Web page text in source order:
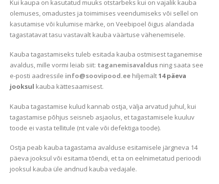
Kui kaupa on kasutatud muuks otstarbeks kui on vajalik kauba
olemuses, omadustes ja toimimises veendumiseks või sellel on
kasutamise või kulumise märke, on Veebipoel õigus alandada
tagastatavat tasu vastavalt kauba väärtuse vähenemisele.
Kauba tagastamiseks tuleb esitada kauba ostmisest taganemise
avaldus, mille vormi leiab siit: taganemisavaldus ning saata see
e-posti aadressile info@soovipood.ee hiljemalt14 päeva
jooksul kauba kättesaamisest.
Kauba tagastamise kulud kannab ostja, välja arvatud juhul, kui
tagastamise põhjus seisneb asjaolus, et tagastamisele kuuluv
toode ei vasta tellitule (nt vale või defektiga toode).
Ostja peab kauba tagastama avalduse esitamisele järgneva 14
päeva jooksul või esitama tõendi, et ta on eelnimetatud perioodi
jooksul kauba üle andnud kauba vedajale.